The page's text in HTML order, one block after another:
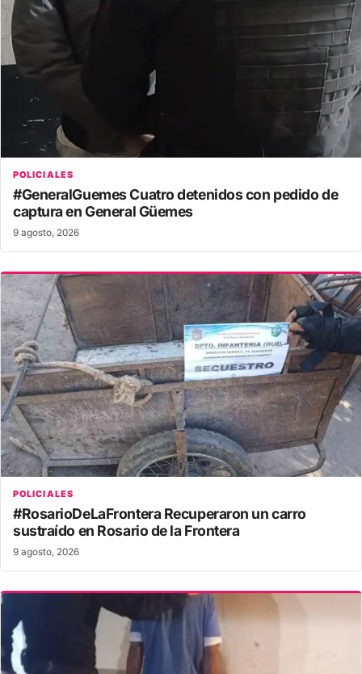
POLICIALES
#GeneralGuemes Cuatro detenidos con pedido de
captura en General Güemes
9 agosto, 2026
POLICIALES
#RosarioDeLaFrontera Recuperaron un carro
sustraído en Rosario de la Frontera
9 agosto, 2026